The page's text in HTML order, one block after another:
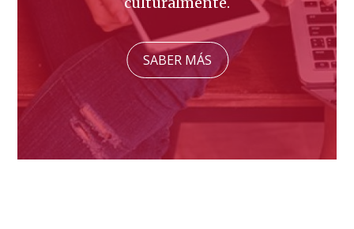
SABER MÁS